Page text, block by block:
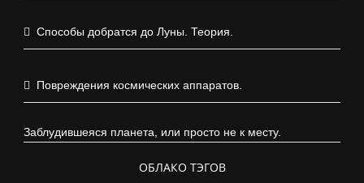
Способы добратся до Луны. Теория.
Повреждения космических аппаратов.
Заблудившеяся планета, или просто не к месту.
ОБЛАКО ТЭГОВ